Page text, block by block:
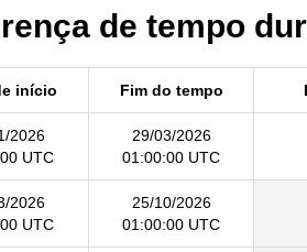
de tempo
início Fim do tempo
2026
UTC
29/03/2026
01:00:00 UTC
2026
UTC
25/10/2026
01:00:00 UTC